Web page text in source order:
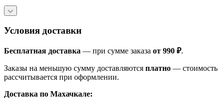
Условия доставки
Бесплатная доставка — при сумме заказа от 990 ₽.
Заказы на меньшую сумму доставляются платно — стоимость
рассчитывается при оформлении.
Доставка по Махачкале: